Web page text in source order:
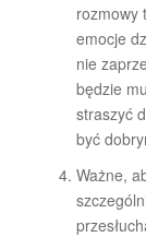
rozmowy
emocje
nie
będzie
straszyć
być
Ważne,